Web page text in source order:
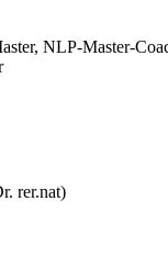
NLP-Master-
rer.nat)